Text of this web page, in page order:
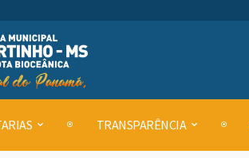
TRANSPARÊNCIA